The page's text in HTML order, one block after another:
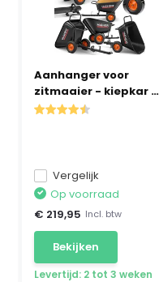
Aanhanger voor
zitmaaier - kiepkar -
...
Vergelijk
Op voorraad
€ 219,95 Incl. btw
Bekijken
Levertijd: 2 tot 3 weken